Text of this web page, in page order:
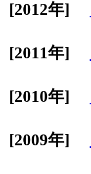
[2012年]
[2011年]
[2010年]
[2009年]